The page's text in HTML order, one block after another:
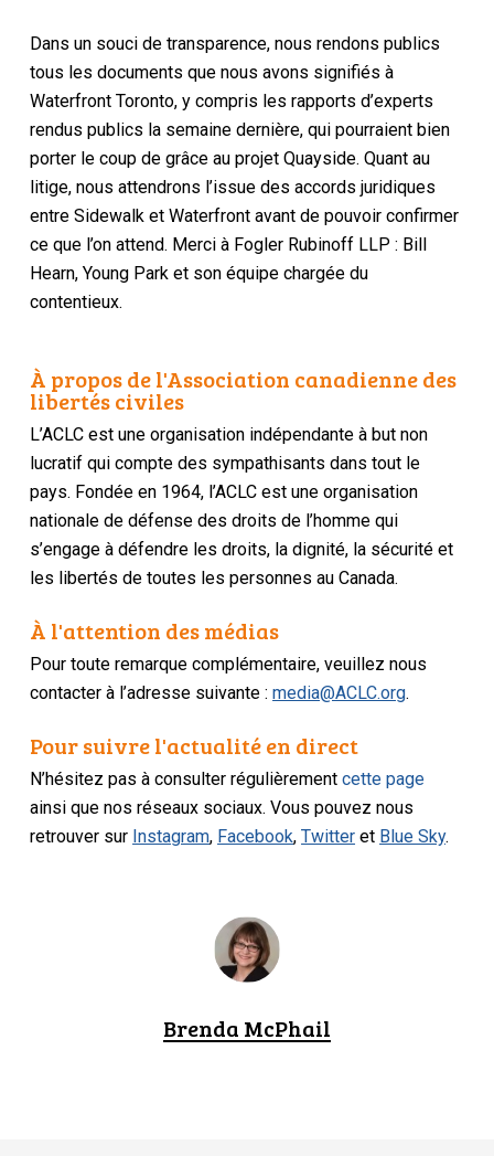
Dans un souci de transparence, nous rendons publics
tous les documents que nous avons signifiés à
Waterfront Toronto, y compris les rapports d’experts
rendus publics la semaine dernière, qui pourraient bien
porter le coup de grâce au projet Quayside. Quant au
litige, nous attendrons l’issue des accords juridiques
entre Sidewalk et Waterfront avant de pouvoir confirmer
ce que l’on attend. Merci à Fogler Rubinoff LLP : Bill
Hearn, Young Park et son équipe chargée du
contentieux.
À propos de l'Association canadienne des
libertés civiles
L’ACLC est une organisation indépendante à but non
lucratif qui compte des sympathisants dans tout le
pays. Fondée en 1964, l’ACLC est une organisation
nationale de défense des droits de l’homme qui
s’engage à défendre les droits, la dignité, la sécurité et
les libertés de toutes les personnes au Canada.
À l'attention des médias
Pour toute remarque complémentaire, veuillez nous
contacter à l’adresse suivante :media@ACLC.org.
Pour suivre l'actualité en direct
N’hésitez pas à consulter régulièrementcette page
ainsi que nos réseaux sociaux. Vous pouvez nous
retrouver sur Instagram, Facebook,Twitter et Blue Sky.
Brenda McPhail